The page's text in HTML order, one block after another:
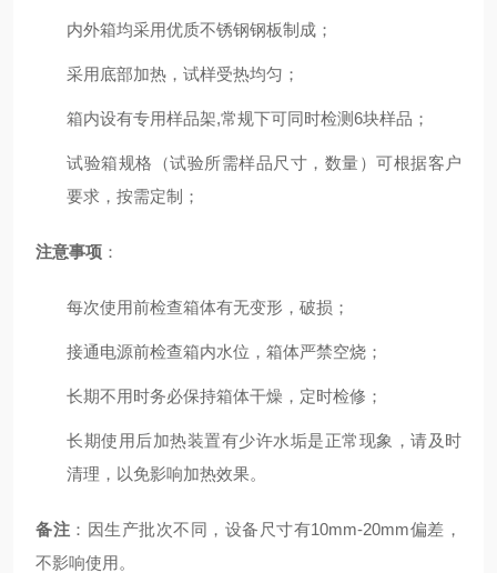
内外箱均采用优质不锈钢钢板制成；
采用底部加热，试样受热均匀；
箱内设有专用样品架,常规下可同时检测6块样品；
试验箱规格（试验所需样品尺寸，数量）可根据客户
要求，按需定制；
注意事项 ：
每次使用前检查箱体有无变形，破损；
接通电源前检查箱内水位，箱体严禁空烧；
长期不用时务必保持箱体干燥，定时检修；
长期使用后加热装置有少许水垢是正常现象，请及时
清理，以免影响加热效果。
备注 ：因生产批次不同，设备尺寸有10mm-20mm偏差，
不影响使用。